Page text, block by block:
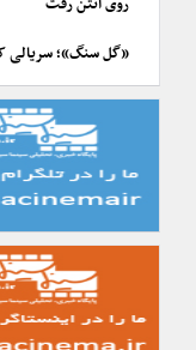
روی آنتن رفت
«گل سنگ»؛ سریالی